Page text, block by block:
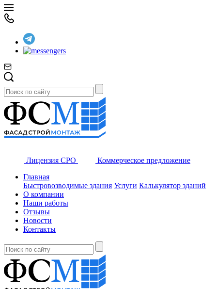
Лицензия СРО
Коммерческое предложение
Главная
Быстровозводимые здания Услуги Калькулятор зданий
О компании
Наши работы
Отзывы
Новости
Контакты